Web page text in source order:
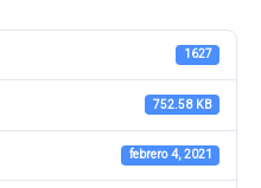
1627
752.58 KB
febrero 4, 2021